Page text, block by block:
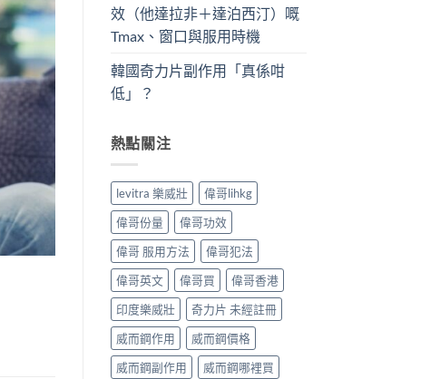
效（他達拉非＋達泊西汀）嘅
Tmax、窗口與服用時機
韓國奇力片副作用「真係咁
低」？
熱點關注
levitra 樂威壯
偉哥lihkg
偉哥份量
偉哥功效
偉哥 服用方法
偉哥犯法
偉哥英文
偉哥買
偉哥香港
印度樂威壯
奇力片 未經註冊
威而鋼作用
威而鋼價格
威而鋼副作用
威而鋼哪裡買